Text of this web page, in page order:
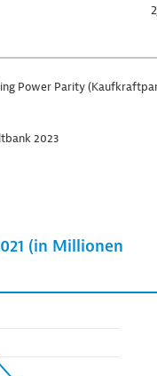
Power Parity
2023